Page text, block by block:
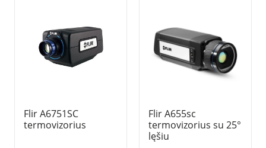
Flir A6751SC
termovizorius
Flir A655sc
termovizorius su 25°
lęšiu